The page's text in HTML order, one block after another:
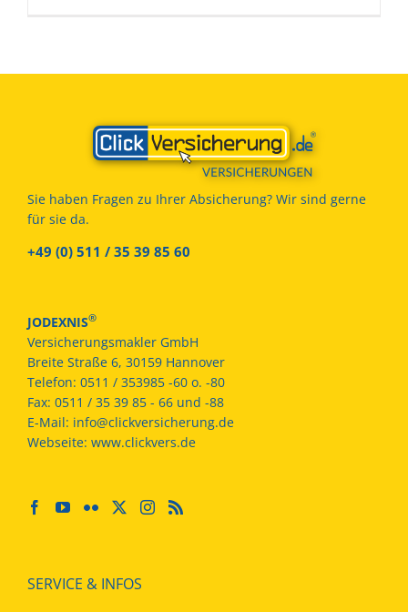
Sie haben Fragen zu Ihrer Absicherung? Wir sind gerne
für sie da.
+49 (0) 511 / 35 39 85 60
JODEXNIS®
Versicherungsmakler GmbH
Breite Straße 6, 30159 Hannover
Telefon: 0511 / 353985 -60 o. -80
Fax: 0511 / 35 39 85 - 66 und -88
E-Mail: info@clickversicherung.de
Webseite: www.clickvers.de
SERVICE & INFOS